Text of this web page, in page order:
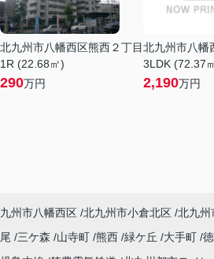
北九州市八幡西区熊西２丁目
1R (22.68㎡)
290万円
北九州市八幡
3LDK (72.37
2,190万円
州市八幡西区 北九州市小倉北区 北九州
三ケ森 山寺町 熊西 緑ケ丘 大手町